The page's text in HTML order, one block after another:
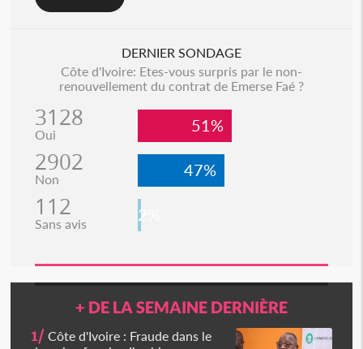
DERNIER SONDAGE
Côte d'Ivoire: Etes-vous surpris par le non-
renouvellement du contrat de Emerse Faé ?
3128
Oui 51%
2902
Non 47%
112
Sans avis 2%
+ DE LA SEMAINE DERNIÈRE
1/ Côte d'Ivoire : Fraude dans le